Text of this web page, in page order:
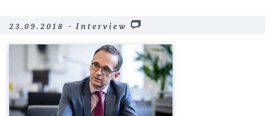
23.09.2018 - Interview